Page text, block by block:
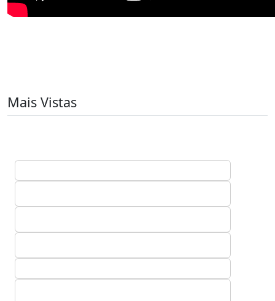
Mais Vistas